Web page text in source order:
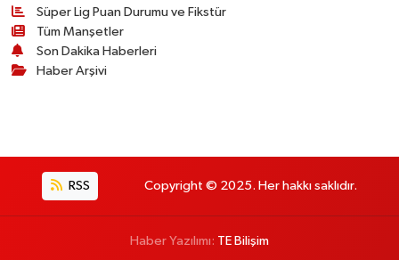
Süper Lig Puan Durumu ve Fikstür
Tüm Manşetler
Son Dakika Haberleri
Haber Arşivi
RSS Copyright © 2025. Her hakkı saklıdır.
Haber Yazılımı: TE Bilişim